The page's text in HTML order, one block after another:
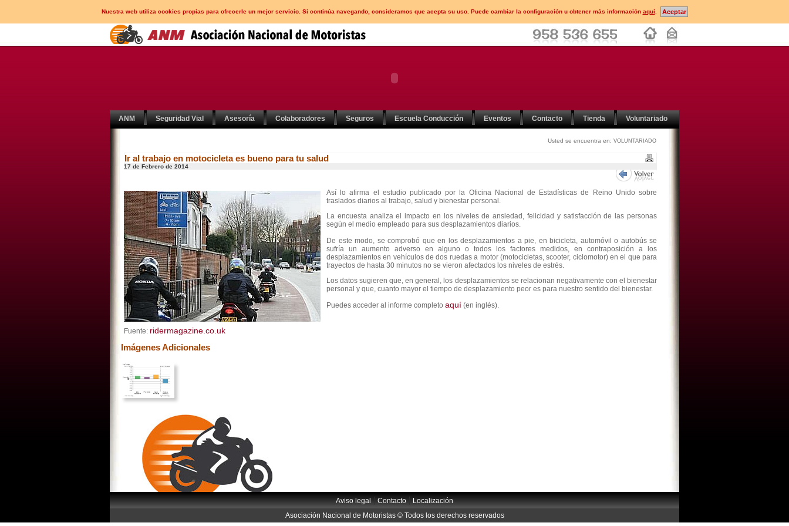
Nuestra web utiliza cookies propias para ofrecerle un mejor servicio. Si continúa navegando, consideramos que acepta su uso. Puede cambiar la configuración u obtener más información aquí.
ANM Seguridad Vial Asesoría Colaboradores Seguros Escuela Conducción Eventos Contacto Tienda Voluntariado
Usted se encuentra en: VOLUNTARIADO
Ir al trabajo en motocicleta es bueno para tu salud
17 de Febrero de 2014
Así lo afirma el estudio publicado por la Oficina Nacional de Estadísticas de Reino Unido sobre
traslados diarios al trabajo, salud y bienestar personal.
La encuesta analiza el impacto en los niveles de ansiedad, felicidad y satisfacción de las personas
según el medio empleado para sus desplazamientos diarios.
De este modo, se comprobó que en los desplazamientos a pie, en bicicleta, automóvil o autobús se
sufría un aumento adverso en alguno o todos los factores medidos, en contraposición a los
desplazamientos en vehículos de dos ruedas a motor (motocicletas, scooter, ciclomotor) en el que para
trayectos de hasta 30 minutos no se vieron afectados los niveles de estrés.
Los datos sugieren que, en general, los desplazamientos se relacionan negativamente con el bienestar
personal y que, cuanto mayor el tiempo de desplazamiento peor es para nuestro sentido del bienestar.
Puedes acceder al informe completo aquí (en inglés).
Fuente: ridermagazine.co.uk
Imágenes Adicionales
Aviso legal|Contacto|Localización
Asociación Nacional de Motoristas © Todos los derechos reservados